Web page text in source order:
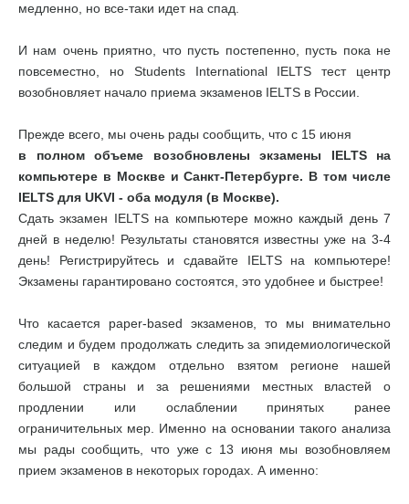
медленно, но все-таки идет на спад.
И нам очень приятно, что пусть постепенно, пусть пока не
повсеместно, но Students International IELTS тест центр
возобновляет начало приема экзаменов IELTS в России.
Прежде всего, мы очень рады сообщить, что с 15 июня
в полном объеме возобновлены экзамены IELTS на
компьютере в Москве и Санкт-Петербурге. В том числе
IELTS для UKVI - оба модуля (в Москве).
Сдать экзамен IELTS на компьютере можно каждый день 7
дней в неделю! Результаты становятся известны уже на 3-4
день! Регистрируйтесь и сдавайте IELTS на компьютере!
Экзамены гарантировано состоятся, это удобнее и быстрее!
Что касается paper-based экзаменов, то мы внимательно
следим и будем продолжать следить за эпидемиологической
ситуацией в каждом отдельно взятом регионе нашей
большой страны и за решениями местных властей о
продлении или ослаблении принятых ранее
ограничительных мер. Именно на основании такого анализа
мы рады сообщить, что уже с 13 июня мы возобновляем
прием экзаменов в некоторых городах. А именно: